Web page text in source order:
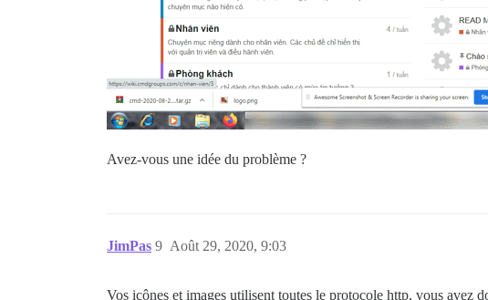
Avez-vous une idée du problème ?
JimPas Août 29, 2020, 9:03
9
Vos icônes et images utilisent toutes le protocole http, vous avez